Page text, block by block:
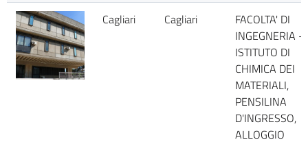
Cagliari Cagliari
FACOLTA' DI
INGEGNERIA -
ISTITUTO DI
CHIMICA DEI
MATERIALI,
PENSILINA
D'INGRESSO,
ALLOGGIO